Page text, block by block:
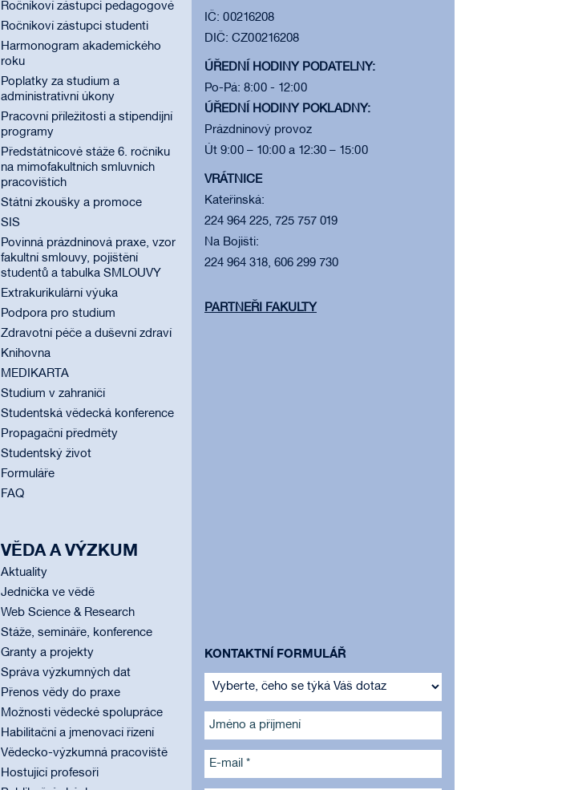
Ročníkoví zástupci pedagogové
Ročníkoví zástupci studenti
Harmonogram akademického
roku
Poplatky za studium a
administrativní úkony
Pracovní příležitosti a stipendijní
programy
Předstátnicové stáže 6. ročníku
na mimofakultních smluvních
pracovištích
Státní zkoušky a promoce
SIS
Povinná prázdninová praxe, vzor
fakultní smlouvy, pojištění
studentů a tabulka SMLOUVY
Extrakurikulární výuka
Podpora pro studium
Zdravotní péče a duševní zdraví
Knihovna
MEDIKARTA
Studium v zahraničí
Studentská vědecká konference
Propagační předměty
Studentský život
Formuláře
FAQ
VĚDA A VÝZKUM
Aktuality
Jednička ve vědě
Web Science & Research
Stáže, semináře, konference
Granty a projekty
Správa výzkumných dat
Přenos vědy do praxe
Možnosti vědecké spolupráce
Habilitační a jmenovací řízení
Vědecko-výzkumná pracoviště
Hostující profesoři
IČ: 00216208
DIČ: CZ00216208
ÚŘEDNÍ HODINY PODATELNY:
Po-Pá: 8:00 - 12:00
ÚŘEDNÍ HODINY POKLADNY:
Prázdninový provoz
Út 9:00 – 10:00 a 12:30 – 15:00
VRÁTNICE
Kateřinská:
224 964 225, 725 757 019
Na Bojišti:
224 964 318, 606 299 730
PARTNEŘI FAKULTY
KONTAKTNÍ FORMULÁŘ
Jméno a příjmení
E-mail *